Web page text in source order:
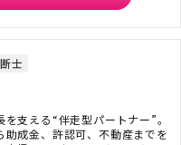
士
支える“伴走型パートナー”。
助成金、許認可、不動産までを